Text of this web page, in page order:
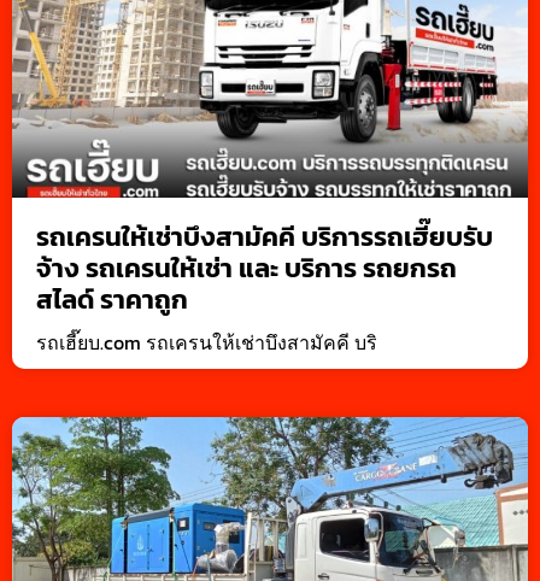
รถเครนให้เช่าบึงสามัคคี บริการรถเฮี๊ยบรับ
จ้าง รถเครนให้เช่า และ บริการ รถยกรถ
สไลด์ ราคาถูก
รถเฮี๊ยบ.com รถเครนให้เช่าบึงสามัคคี บริ